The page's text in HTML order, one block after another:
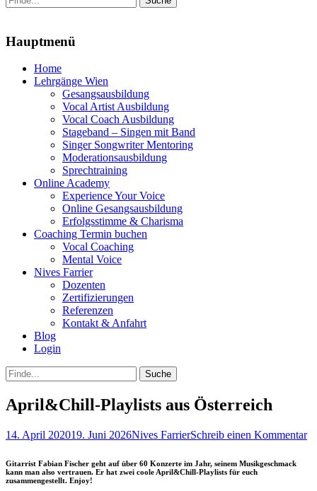
nach:
Hauptmenü
Zum
Inhalt
Home
Lehrgänge Wien
Gesangsausbildung
Vocal Artist Ausbildung
Vocal Coach Ausbildung
Stageband – Singen mit Band
Singer Songwriter Mentoring
Moderationsausbildung
Sprechtraining
Online Academy
Experience Your Voice
Online Gesangsausbildung
Erfolgsstimme & Charisma
Coaching Termin buchen
Vocal Coaching
Mental Voice
Nives Farrier
Dozenten
Zertifizierungen
Referenzen
Kontakt & Anfahrt
Blog
Login
bei
der
Suche
Suche
nach:
April&Chill-Playlists aus Österreich
Posted
14. April 202019. Juni 2026Autor
Nives FarrierSchreib einen Kommentar
Gitarrist Fabian Fischer geht auf über 60 Konzerte im Jahr, seinem Musikgeschmack
kann man also vertrauen. Er hat zwei coole April&Chill-Playlists für euch
zusammengestellt. Enjoy!